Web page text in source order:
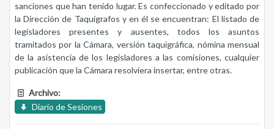
sanciones que han tenido lugar. Es confeccionado y editado por
la Dirección de Taquígrafos y en él se encuentran: El listado de
legisladores presentes y ausentes, todos los asuntos
tramitados por la Cámara, versión taquigráfica, nómina mensual
de la asistencia de los legisladores a las comisiones, cualquier
publicación que la Cámara resolviera insertar, entre otras.
Archivo:
Diario de Sesiones